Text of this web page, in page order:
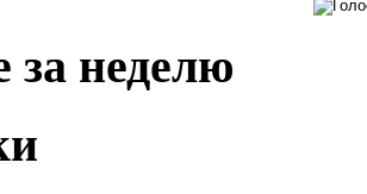
неделю